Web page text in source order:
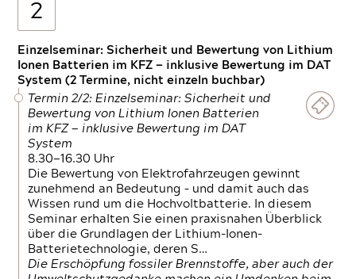
2
Einzelseminar: Sicherheit und Bewertung von Lithium
Ionen Batterien im KFZ — inklusive Bewertung im DAT
System (2 Termine, nicht einzeln buchbar)
Termin 2/2: Einzelseminar: Sicherheit und
Bewertung von Lithium Ionen Batterien
im KFZ — inklusive Bewertung im DAT
System
8.30—16.30 Uhr
Die Bewertung von Elektrofahrzeugen gewinnt
zunehmend an Bedeutung – und damit auch das
Wissen rund um die Hochvoltbatterie. In diesem
Seminar erhalten Sie einen praxisnahen Überblick
über die Grundlagen der Lithium-Ionen-
Batterietechnologie, deren S…
Die Erschöpfung fossiler Brennstoffe, aber auch der